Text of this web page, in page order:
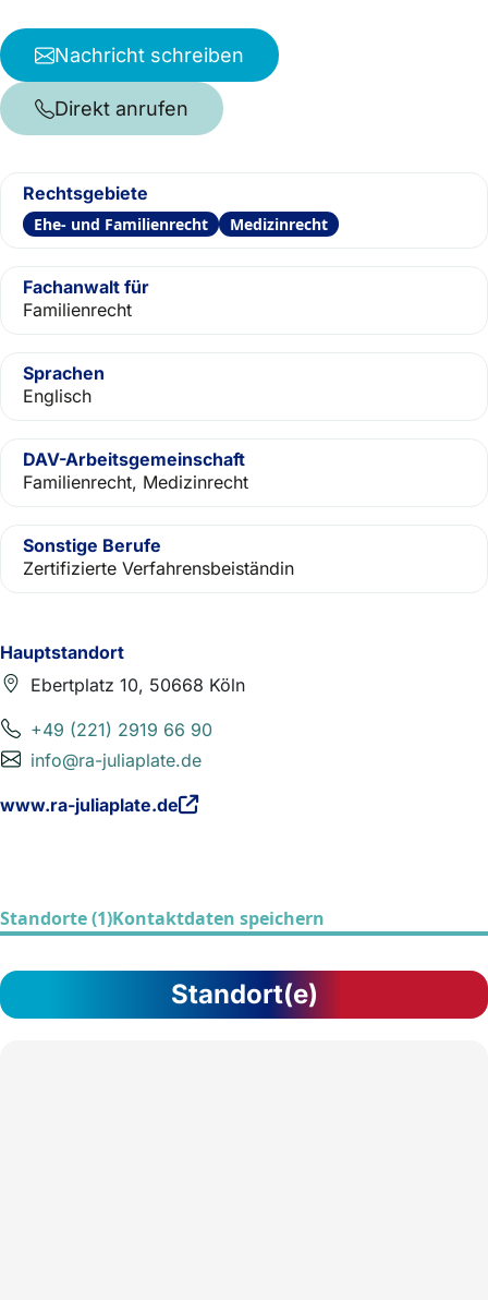
Hauptstandort
Ebertplatz 10, 50668 Köln
+49 (221) 2919 66 90
info@ra-juliaplate.de
www.ra-juliaplate.de
Nachricht schreiben
Direkt anrufen
Rechtsgebiete
Ehe- und Familienrecht Medizinrecht
Fachanwalt für
Familienrecht
Sprachen
Englisch
DAV-Arbeitsgemeinschaft
Familienrecht, Medizinrecht
Sonstige Berufe
Zertifizierte Verfahrensbeiständin
Standorte (1)Kontaktdaten speichern
Standort(e)